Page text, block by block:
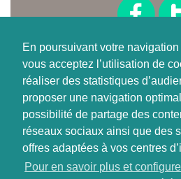
En poursuivant votre
vous acceptez l’utilisation de
réaliser des statistiques
proposer une navigation
possibilité de partage des
réseaux sociaux ainsi que des
offres adaptées à vos centres
Pour en savoir plus et
Suivez-
Où